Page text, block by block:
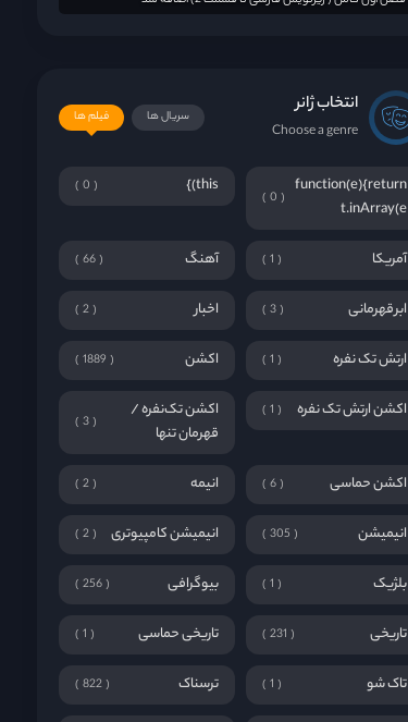
انتخاب ژانر
Choose a genre
فیلم ها سریال ها
function(e){return
t.inArray(e
0
this)}
0
آمریکا 1 آهنگ 66
ابرقهرمانی 3 اخبار 2
ارتش تک نفره 1 اکشن 1889
اکشن ارتش تک نفره 1
اکشن تک‌نفره /
قهرمان تنها
3
اکشن حماسی 6 انیمه 2
انیمیشن 305 انیمیشن کامپیوتری 2
بلژیک 1 بیوگرافی 256
تاریخی 231 تاریخی حماسی 1
تاک شو 1 ترسناک 822